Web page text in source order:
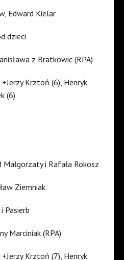
Edward Kielar
dzieci
z Bratkowic (RPA)
Krztoń (6), Henryk
(6)
Małgorzaty i Rafała Rokosz
Ziemniak
Pasierb
Marciniak (RPA)
Krztoń (7), Henryk